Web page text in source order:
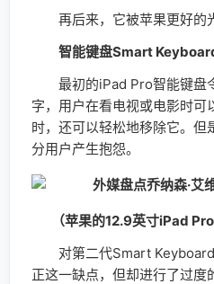
再后来，它被苹果更好的光
智能键盘Smart
最初的iPad Pro智能键盘
字，用户在看电视或电影时可
时，还可以轻松地移除它。但
分用户产生抱怨。
（苹果的12.9英寸iPad
对第二代Smart Keyboard
正这一缺点，但却进行了过